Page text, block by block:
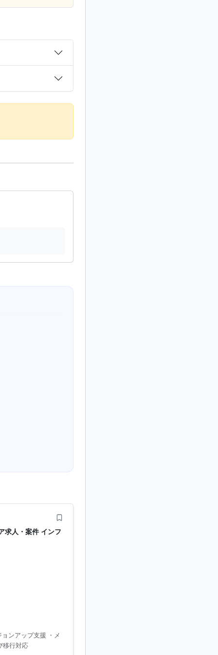
求人・案件 インフ
ンアップ支援 ・メ
移行対応